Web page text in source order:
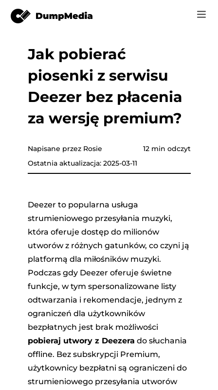
Music
Wideo
Narzędzia online
Spotify do mp3
Sklep
Wsparcie
Zaloguj Się
Zarejestruj się
Jak pobierać
piosenki z serwisu
Deezer bez płacenia
za wersję premium?
Napisane przez Rosie
Ostatnia aktualizacja: 2025-03-11
12 min odczyt
Deezer to popularna usługa
strumieniowego przesyłania muzyki,
która oferuje dostęp do milionów
utworów z różnych gatunków, co czyni ją
platformą dla miłośników muzyki.
Podczas gdy Deezer oferuje świetne
funkcje, w tym spersonalizowane listy
odtwarzania i rekomendacje, jednym z
ograniczeń dla użytkowników
bezpłatnych jest brak możliwości
pobieraj utwory z Deezera do słuchania
offline. Bez subskrypcji Premium,
użytkownicy bezpłatni są ograniczeni do
strumieniowego przesyłania utworów